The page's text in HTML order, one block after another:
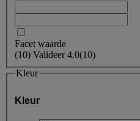
Facet waarde
(10) Valideer4.0(10)
Kleur
Kleur